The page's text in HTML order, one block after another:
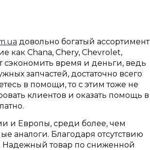
довольно богатый ассортимент
как Chana, Chery, Chevrolet,
сэкономить время и деньги, ведь
запчастей, достаточно всего
в помощи, то с этим тоже не
клиентов и оказать помощь в
и Европы, среди более, чем
аналоги. Благодаря отсутствию
Надежный товар по сниженной